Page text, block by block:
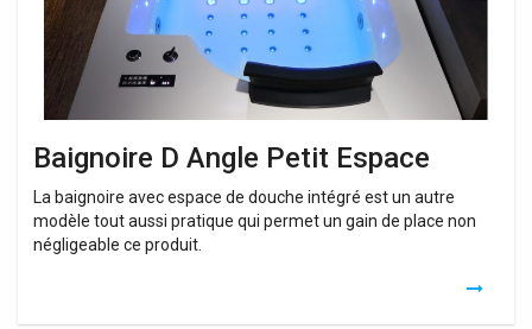
Baignoire D Angle Petit Espace
La baignoire avec espace de douche intégré est un autre
modèle tout aussi pratique qui permet un gain de place non
négligeable ce produit.